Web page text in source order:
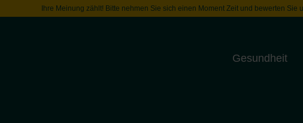
Ihre Meinung zählt! Bitte nehmen Sie sich einen Moment Zeit und bewerten Sie
Gesundheit